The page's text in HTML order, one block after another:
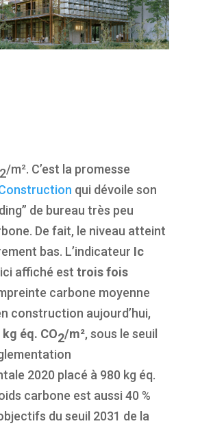
2/m². C’est la promesse
qui dévoile son
de bureau très peu
De fait, le niveau atteint
bas. L’indicateur Ic
ici affiché est trois fois
carbone moyenne
construction aujourd’hui,
kg éq. CO2/m², sous le seuil
2020 placé à 980 kg éq.
carbone est aussi 40 %
du seuil 2031 de la